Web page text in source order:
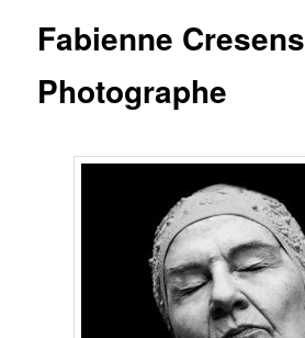
Fabienne Cresens
Photographe